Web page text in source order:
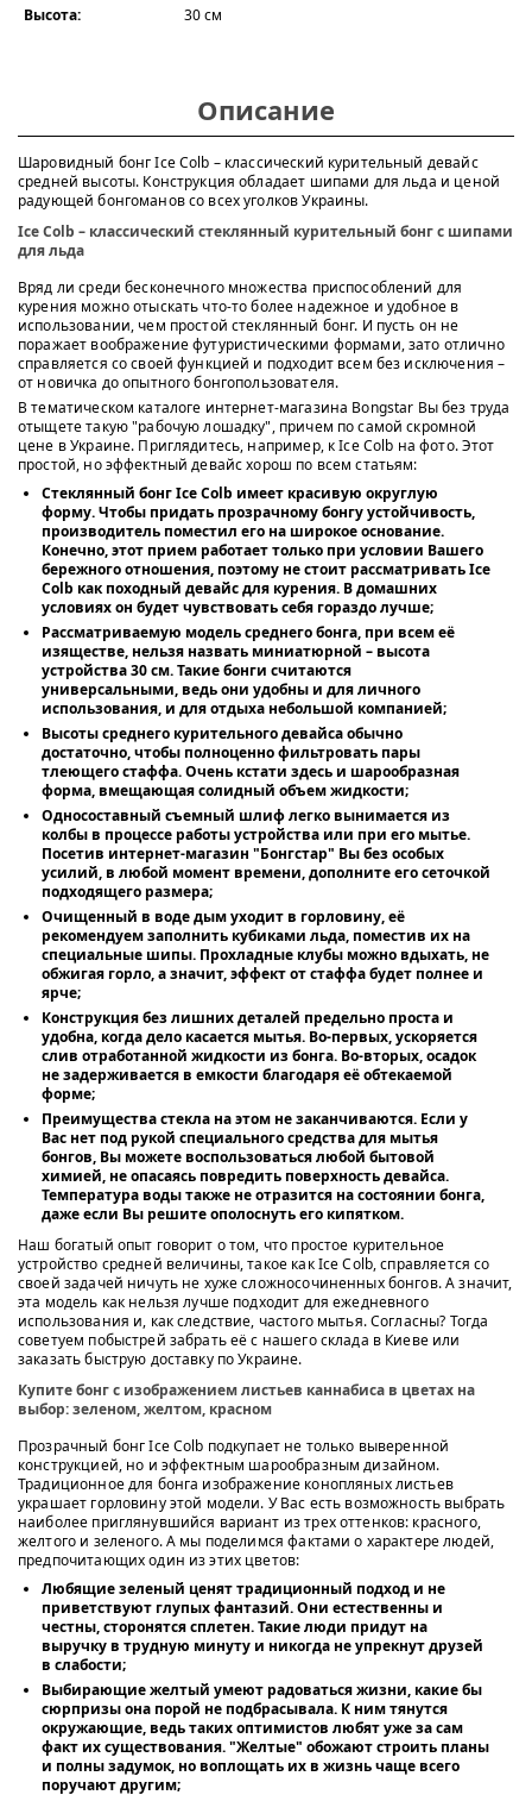
Высота:
30 см
Описание
Шаровидный бонг Ice Colb – классический курительный девайс
средней высоты. Конструкция обладает шипами для льда и ценой
радующей бонгоманов со всех уголков Украины.
Ice Colb – классический стеклянный курительный бонг с шипами
для льда
Вряд ли среди бесконечного множества приспособлений для
курения можно отыскать что-то более надежное и удобное в
использовании, чем простой стеклянный бонг. И пусть он не
поражает воображение футуристическими формами, зато отлично
справляется со своей функцией и подходит всем без исключения –
от новичка до опытного бонгопользователя.
В тематическом каталоге интернет-магазина Bongstar Вы без труда
отыщете такую "рабочую лошадку", причем по самой скромной
цене в Украине. Приглядитесь, например, к Ice Colb на фото. Этот
простой, но эффектный девайс хорош по всем статьям:
Стеклянный бонг Ice Colb имеет красивую округлую
форму. Чтобы придать прозрачному бонгу устойчивость,
производитель поместил его на широкое основание.
Конечно, этот прием работает только при условии Вашего
бережного отношения, поэтому не стоит рассматривать Ice
Colb как походный девайс для курения. В домашних
условиях он будет чувствовать себя гораздо лучше;
Рассматриваемую модель среднего бонга, при всем её
изяществе, нельзя назвать миниатюрной – высота
устройства 30 см. Такие бонги считаются
универсальными, ведь они удобны и для личного
использования, и для отдыха небольшой компанией;
Высоты среднего курительного девайса обычно
достаточно, чтобы полноценно фильтровать пары
тлеющего стаффа. Очень кстати здесь и шарообразная
форма, вмещающая солидный объем жидкости;
Односоставный съемный шлиф легко вынимается из
колбы в процессе работы устройства или при его мытье.
Посетив интернет-магазин "Бонгстар" Вы без особых
усилий, в любой момент времени, дополните его сеточкой
подходящего размера;
Очищенный в воде дым уходит в горловину, её
рекомендуем заполнить кубиками льда, поместив их на
специальные шипы. Прохладные клубы можно вдыхать, не
обжигая горло, а значит, эффект от стаффа будет полнее и
ярче;
Конструкция без лишних деталей предельно проста и
удобна, когда дело касается мытья. Во-первых, ускоряется
слив отработанной жидкости из бонга. Во-вторых, осадок
не задерживается в емкости благодаря её обтекаемой
форме;
Преимущества стекла на этом не заканчиваются. Если у
Вас нет под рукой специального средства для мытья
бонгов, Вы можете воспользоваться любой бытовой
химией, не опасаясь повредить поверхность девайса.
Температура воды также не отразится на состоянии бонга,
даже если Вы решите ополоснуть его кипятком.
Наш богатый опыт говорит о том, что простое курительное
устройство средней величины, такое как Ice Colb, справляется со
своей задачей ничуть не хуже сложносочиненных бонгов. А значит,
эта модель как нельзя лучше подходит для ежедневного
использования и, как следствие, частого мытья. Согласны? Тогда
советуем побыстрей забрать её с нашего склада в Киеве или
заказать быструю доставку по Украине.
Купите бонг с изображением листьев каннабиса в цветах на
выбор: зеленом, желтом, красном
Прозрачный бонг Ice Colb подкупает не только выверенной
конструкцией, но и эффектным шарообразным дизайном.
Традиционное для бонга изображение конопляных листьев
украшает горловину этой модели. У Вас есть возможность выбрать
наиболее приглянувшийся вариант из трех оттенков: красного,
желтого и зеленого. А мы поделимся фактами о характере людей,
предпочитающих один из этих цветов:
Любящие зеленый ценят традиционный подход и не
приветствуют глупых фантазий. Они естественны и
честны, сторонятся сплетен. Такие люди придут на
выручку в трудную минуту и никогда не упрекнут друзей
в слабости;
Выбирающие желтый умеют радоваться жизни, какие бы
сюрпризы она порой не подбрасывала. К ним тянутся
окружающие, ведь таких оптимистов любят уже за сам
факт их существования. "Желтые" обожают строить планы
и полны задумок, но воплощать их в жизнь чаще всего
поручают другим;